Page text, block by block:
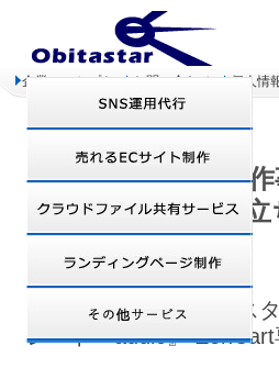
企業コンセプト お問い合わせ 個人情
オビタスター 制作
得情報、お役
ダウンロード開始!!－ス
レート『audio』 ZenCart